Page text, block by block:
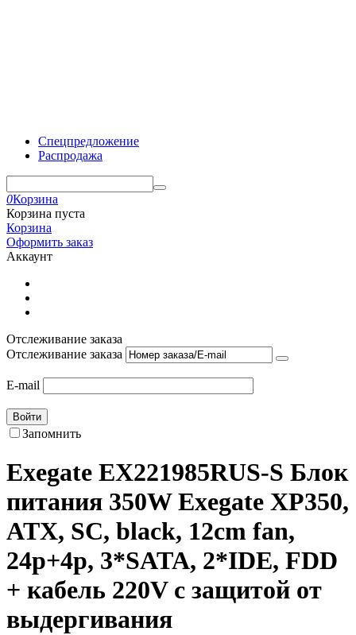
Спецпредложение
Распродажа
0Корзина
Корзина пуста
Корзина
Оформить заказ
Аккаунт
Отслеживание заказа
Отслеживание заказа
E-mail
Войти
Запомнить
Exegate EX221985RUS-S Блок
питания 350W Exegate XP350,
ATX, SC, black, 12cm fan,
24p+4p, 3*SATA, 2*IDE, FDD
+ кабель 220V с защитой от
выдергивания